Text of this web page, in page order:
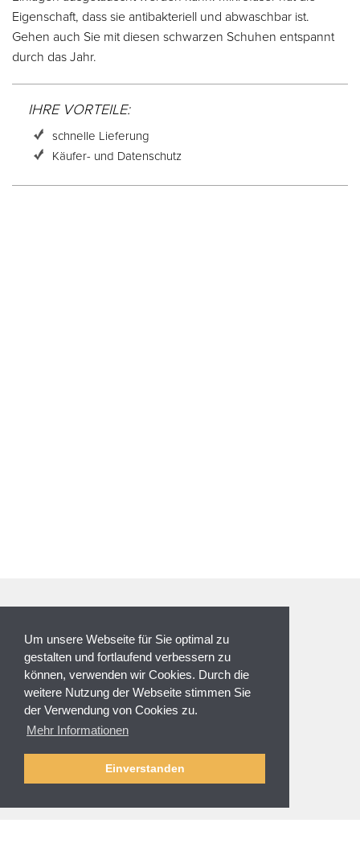
Um unsere Webseite für Sie optimal zu
gestalten und fortlaufend verbessern zu
können, verwenden wir Cookies. Durch die
weitere Nutzung der Webseite stimmen Sie
der Verwendung von Cookies zu.
Mehr Informationen
Einverstanden
Eigenschaft, dass sie antibakteriell und abwaschbar ist.
Gehen auch Sie mit diesen schwarzen Schuhen entspannt
durch das Jahr.
IHRE VORTEILE:
schnelle Lieferung
Käufer- und Datenschutz
NEWSLETTER